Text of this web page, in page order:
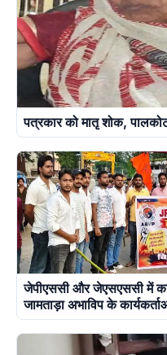
पत्रकार को मातृ शोक,
जेपीएससी और जेएसएससी में
जामताड़ा अभाविप के